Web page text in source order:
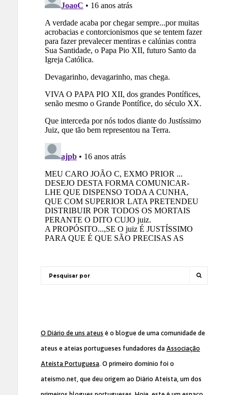
O Diário de uns ateus é o blogue de uma comunidade de
ateus e ateias portugueses fundadores da Associação
Ateísta Portuguesa. O primeiro domínio foi o
ateismo.net, que deu origem ao Diário Ateísta, um dos